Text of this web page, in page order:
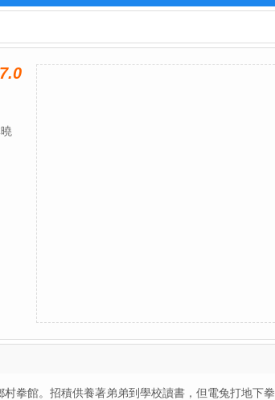
7.0
拳館。招積供養著弟弟到學校讀書，但電兔打地下拳